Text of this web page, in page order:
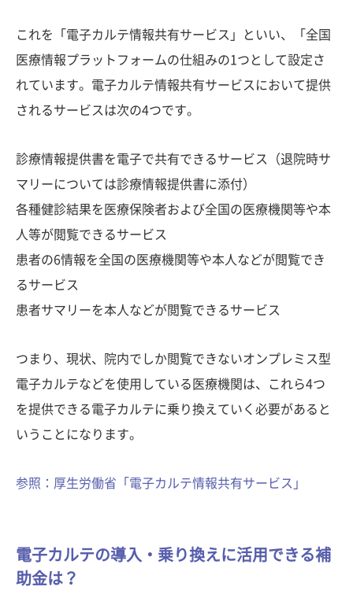
これを「電子カルテ情報共有サービス」といい、「全国
医療情報プラットフォームの仕組みの1つとして設定さ
れています。電子カルテ情報共有サービスにおいて提供
されるサービスは次の4つです。
診療情報提供書を電子で共有できるサービス（退院時サ
マリーについては診療情報提供書に添付）
各種健診結果を医療保険者および全国の医療機関等や本
人等が閲覧できるサービス
患者の6情報を全国の医療機関等や本人などが閲覧でき
るサービス
患者サマリーを本人などが閲覧できるサービス
つまり、現状、院内でしか閲覧できないオンプレミス型
電子カルテなどを使用している医療機関は、これら4つ
を提供できる電子カルテに乗り換えていく必要があると
いうことになります。
参照：厚生労働省「電子カルテ情報共有サービス」
電子カルテの導入・乗り換えに活用できる補
助金は？